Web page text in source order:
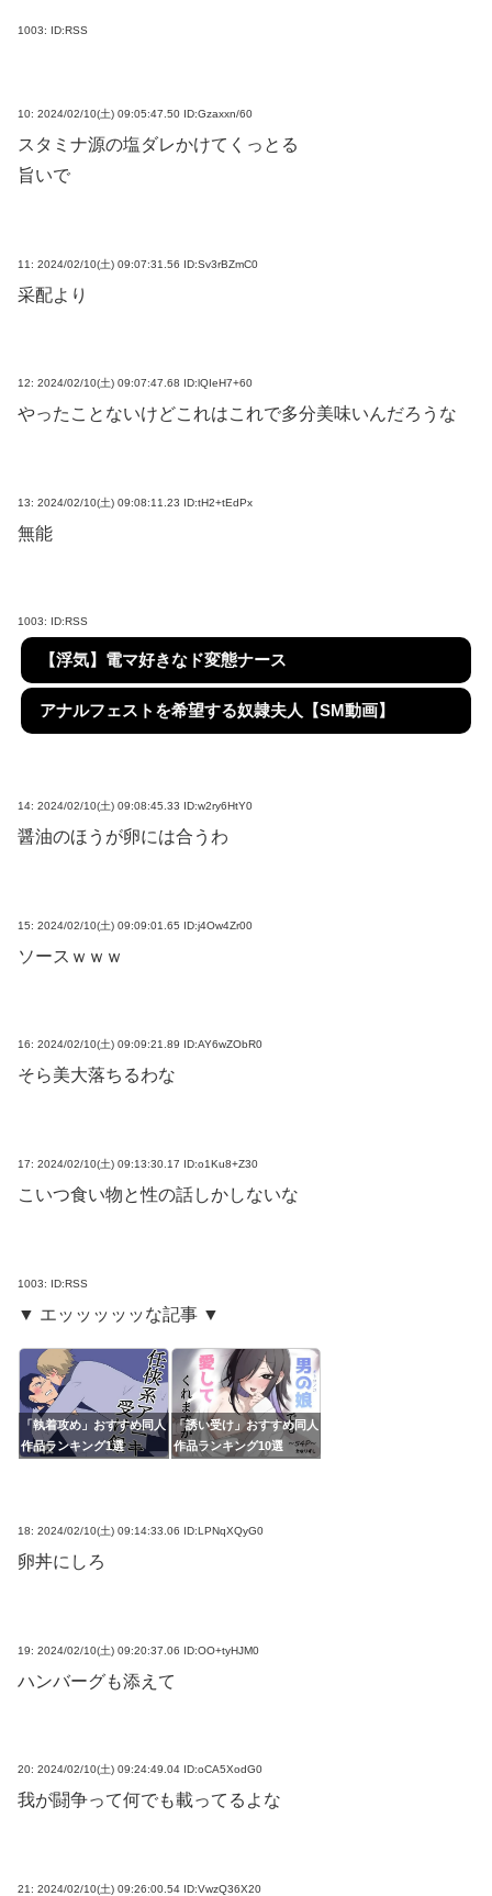
1003: ID:RSS
10: 2024/02/10(土) 09:05:47.50 ID:Gzaxxn/60
スタミナ源の塩ダレかけてくっとる
旨いで
11: 2024/02/10(土) 09:07:31.56 ID:Sv3rBZmC0
采配より
12: 2024/02/10(土) 09:07:47.68 ID:lQIeH7+60
やったことないけどこれはこれで多分美味いんだろうな
13: 2024/02/10(土) 09:08:11.23 ID:tH2+tEdPx
無能
1003: ID:RSS
【浮気】電マ好きなド変態ナース
アナルフェストを希望する奴隷夫人【SM動画】
14: 2024/02/10(土) 09:08:45.33 ID:w2ry6HtY0
醤油のほうが卵には合うわ
15: 2024/02/10(土) 09:09:01.65 ID:j4Ow4Zr00
ソースｗｗｗ
16: 2024/02/10(土) 09:09:21.89 ID:AY6wZObR0
そら美大落ちるわな
17: 2024/02/10(土) 09:13:30.17 ID:o1Ku8+Z30
こいつ食い物と性の話しかしないな
1003: ID:RSS
▼ エッッッッッな記事 ▼
「執着攻め」おすすめ同人
作品ランキング1選
「誘い受け」おすすめ同人
作品ランキング10選
18: 2024/02/10(土) 09:14:33.06 ID:LPNqXQyG0
卵丼にしろ
19: 2024/02/10(土) 09:20:37.06 ID:OO+tyHJM0
ハンバーグも添えて
20: 2024/02/10(土) 09:24:49.04 ID:oCA5XodG0
我が闘争って何でも載ってるよな
21: 2024/02/10(土) 09:26:00.54 ID:VwzQ36X20